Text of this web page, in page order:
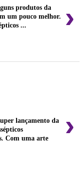
›
produtos da
um pouco melhor.
...
›
lançamento da
Com uma arte